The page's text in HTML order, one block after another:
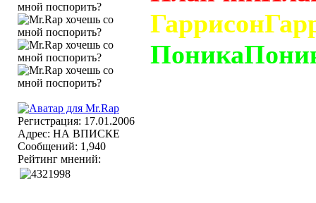
Регистрация: 17.01.2006
Адрес: НА ВПИСКЕ
Сообщений: 1,940
Рейтинг мнений: